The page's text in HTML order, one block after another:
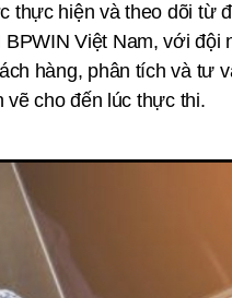
thực hiện và theo dõi từ
Việt Nam, với
hàng, phân tích và tư
cho đến lúc thực thi.